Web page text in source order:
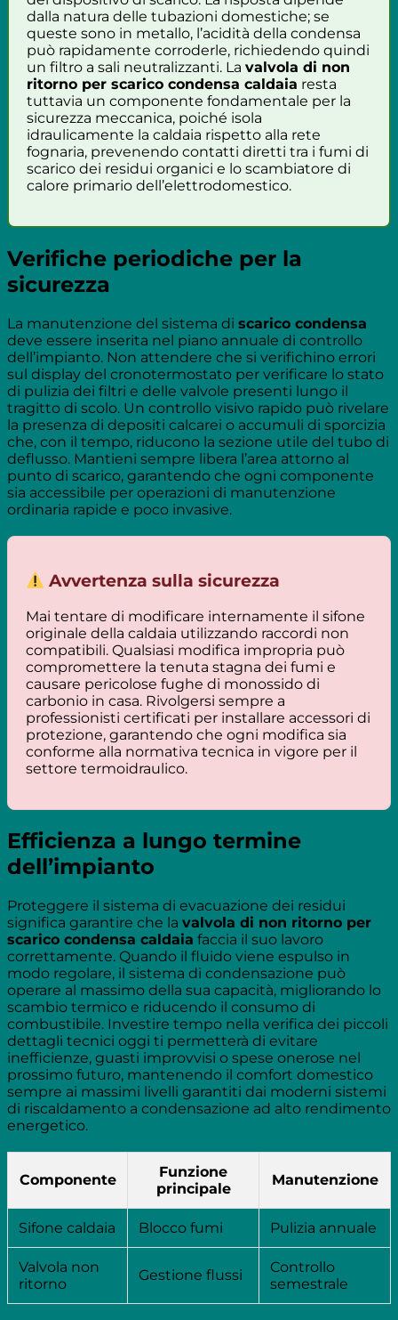
dalla natura delle tubazioni domestiche; se
queste sono in metallo, l’acidità della condensa
può rapidamente corroderle, richiedendo quindi
un filtro a sali neutralizzanti. La valvola di non
ritorno per scarico condensa caldaia resta
tuttavia un componente fondamentale per la
sicurezza meccanica, poiché isola
idraulicamente la caldaia rispetto alla rete
fognaria, prevenendo contatti diretti tra i fumi di
scarico dei residui organici e lo scambiatore di
calore primario dell’elettrodomestico.
Verifiche periodiche per la
sicurezza
La manutenzione del sistema di scarico condensa
deve essere inserita nel piano annuale di controllo
dell’impianto. Non attendere che si verifichino errori
sul display del cronotermostato per verificare lo stato
di pulizia dei filtri e delle valvole presenti lungo il
tragitto di scolo. Un controllo visivo rapido può rivelare
la presenza di depositi calcarei o accumuli di sporcizia
che, con il tempo, riducono la sezione utile del tubo di
deflusso. Mantieni sempre libera l’area attorno al
punto di scarico, garantendo che ogni componente
sia accessibile per operazioni di manutenzione
ordinaria rapide e poco invasive.
Avvertenza sulla sicurezza
Mai tentare di modificare internamente il sifone
originale della caldaia utilizzando raccordi non
compatibili. Qualsiasi modifica impropria può
compromettere la tenuta stagna dei fumi e
causare pericolose fughe di monossido di
carbonio in casa. Rivolgersi sempre a
professionisti certificati per installare accessori di
protezione, garantendo che ogni modifica sia
conforme alla normativa tecnica in vigore per il
settore termoidraulico.
Efficienza a lungo termine
dell’impianto
Proteggere il sistema di evacuazione dei residui
significa garantire che la valvola di non ritorno per
scarico condensa caldaia faccia il suo lavoro
correttamente. Quando il fluido viene espulso in
modo regolare, il sistema di condensazione può
operare al massimo della sua capacità, migliorando lo
scambio termico e riducendo il consumo di
combustibile. Investire tempo nella verifica dei piccoli
dettagli tecnici oggi ti permetterà di evitare
inefficienze, guasti improvvisi o spese onerose nel
prossimo futuro, mantenendo il comfort domestico
sempre ai massimi livelli garantiti dai moderni sistemi
di riscaldamento a condensazione ad alto rendimento
energetico.
Componente
Funzione
principale
Manutenzione
Sifone caldaia Blocco fumi Pulizia annuale
Valvola non
ritorno
Gestione flussi
Controllo
semestrale